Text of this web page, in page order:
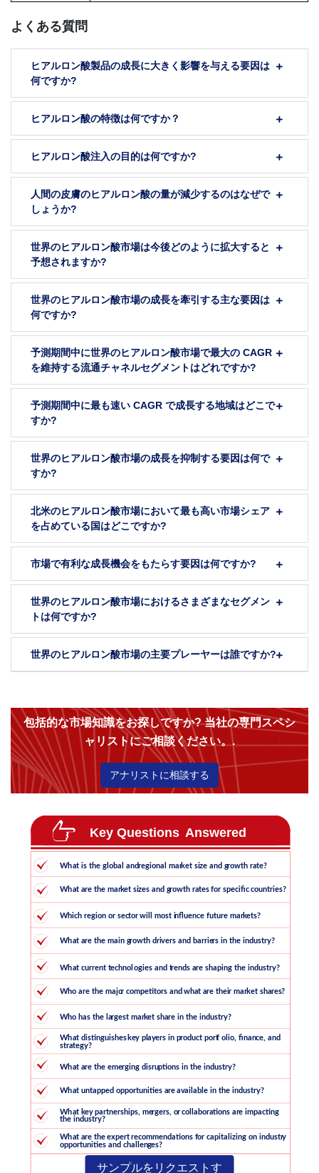
よくある質問
ヒアルロン酸製品の成長に大きく影響を与える要因は
何ですか?
ヒアルロン酸の特徴は何ですか？
ヒアルロン酸注入の目的は何ですか?
人間の皮膚のヒアルロン酸の量が減少するのはなぜで
しょうか?
世界のヒアルロン酸市場は今後どのように拡大すると
予想されますか?
世界のヒアルロン酸市場の成長を牽引する主な要因は
何ですか?
予測期間中に世界のヒアルロン酸市場で最大の CAGR
を維持する流通チャネルセグメントはどれですか?
予測期間中に最も速い CAGR で成長する地域はどこで
すか?
世界のヒアルロン酸市場の成長を抑制する要因は何で
すか?
北米のヒアルロン酸市場において最も高い市場シェア
を占めている国はどこですか?
市場で有利な成長機会をもたらす要因は何ですか?
世界のヒアルロン酸市場におけるさまざまなセグメン
トは何ですか?
世界のヒアルロン酸市場の主要プレーヤーは誰ですか?
包括的な市場知識をお探しですか? 当社の専門スペシ
ャリストにご相談ください。.
アナリストに相談する
サンプルをリクエストす